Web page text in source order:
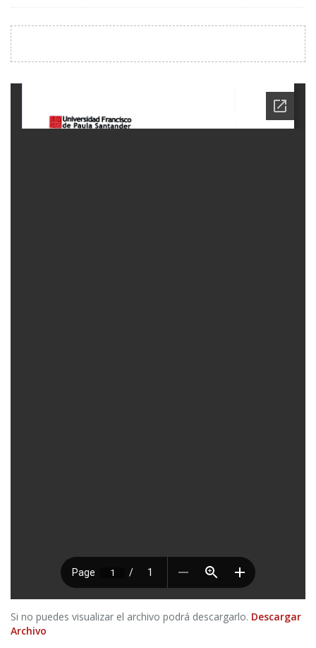
Si no puedes visualizar el archivo podrá descargarlo. Descargar
Archivo